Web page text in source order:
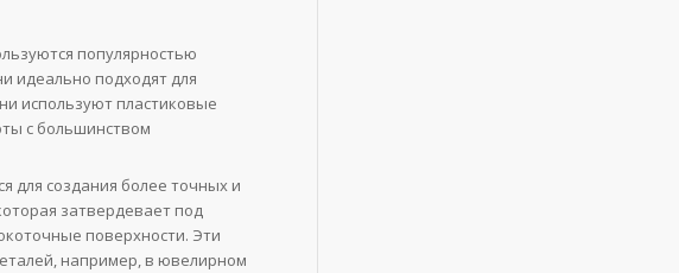
популярностью
идеально подходят для
используют пластиковые
с большинством
для создания более точных и
затвердевает под
поверхности. Эти
например, в ювелирном